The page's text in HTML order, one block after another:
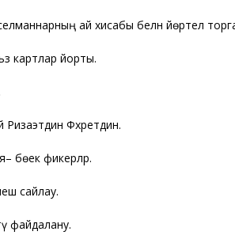
ай хисабы белән йөртелә
– картлар йорты.
Ризаэтдин Фәхретдин.
– бөек фикерләр.
– сайлау.
файдалану.